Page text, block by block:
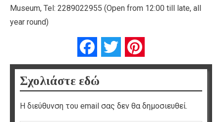
Museum, Tel: 2289022955 (Open from 12:00 till late, all
year round)
FacebookTwitter
Σχολιάστε εδώ
Η διεύθυνση του email σας δεν θα δημοσιευθεί.